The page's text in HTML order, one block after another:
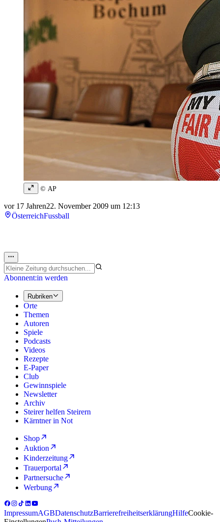
© AP
vor 17 Jahren22. November 2009 um 12:13
ÖsterreichFussball
Abonnent:in werden
Rubriken
Orte
Themen
Autoren
Spiele
Podcasts
Videos
Rezepte
E-Paper
Club
Gewinnspiele
Newsletter
Archiv
Steirer helfen Steirern
Kärntner in Not
Shop
Auktion
Kinderzeitung
Trauerportal
Partnersuche
Werbung
ImpressumAGBDatenschutzBarrierefreiheitserklärungHilfeCookie-